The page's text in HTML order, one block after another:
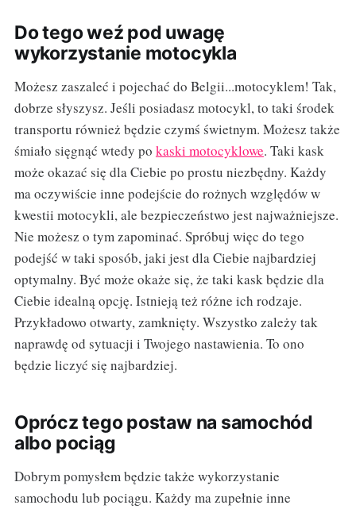
Do tego weź pod uwagę
wykorzystanie motocykla
Możesz zaszaleć i pojechać do Belgii...motocyklem! Tak,
dobrze słyszysz. Jeśli posiadasz motocykl, to taki środek
transportu również będzie czymś świetnym. Możesz także
śmiało sięgnąć wtedy po kaski motocyklowe. Taki kask
może okazać się dla Ciebie po prostu niezbędny. Każdy
ma oczywiście inne podejście do rożnych względów w
kwestii motocykli, ale bezpieczeństwo jest najważniejsze.
Nie możesz o tym zapominać. Spróbuj więc do tego
podejść w taki sposób, jaki jest dla Ciebie najbardziej
optymalny. Być może okaże się, że taki kask będzie dla
Ciebie idealną opcję. Istnieją też różne ich rodzaje.
Przykładowo otwarty, zamknięty. Wszystko zależy tak
naprawdę od sytuacji i Twojego nastawienia. To ono
będzie liczyć się najbardziej.
Oprócz tego postaw na samochód
albo pociąg
Dobrym pomysłem będzie także wykorzystanie
samochodu lub pociągu. Każdy ma zupełnie inne